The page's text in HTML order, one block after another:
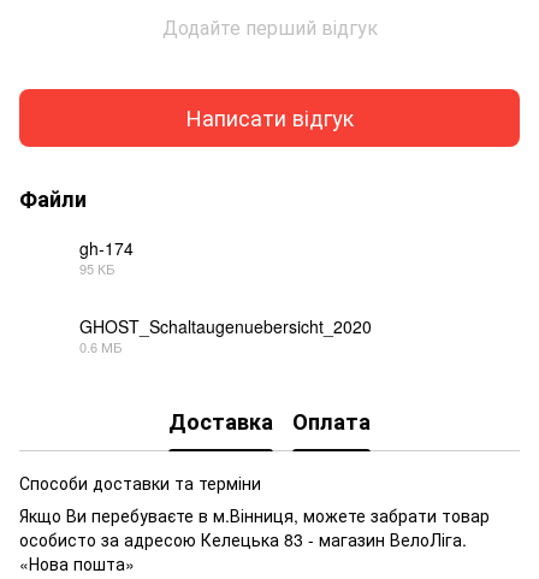
Додайте перший відгук
Написати відгук
Файли
gh-174
95 КБ
GHOST_Schaltaugenuebersicht_2020
0.6 МБ
Доставка Оплата
Способи доставки та терміни
Якщо Ви перебуваєте в м.Вінниця, можете забрати товар
особисто за адресою Келецька 83 - магазин ВелоЛіга.
«Нова пошта»